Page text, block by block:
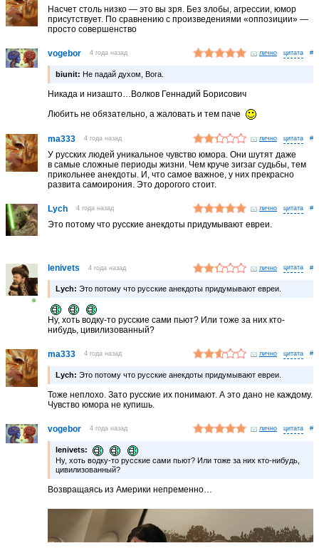
Насчет столь низко — это вы зря. Без злобы, агрессии, юмор
присутствует. По сравнению с произведениями «оппозиции» —
просто совершенство
vogebor 4 года назад лично #
biunit: Не падай духом, Вога.
Никада и низашто…Волков Геннадий Борисович
Любить не обязательно, а жаловать и тем паче
ma333 4 года назад лично #
У русских людей уникальное чувство юмора. Они шутят даже
в самые сложные периоды жизни. Чем круче зигзаг судьбы, тем
прикольнее анекдоты. И, что самое важное, у них прекрасно
развита самоирония. Это дорогого стоит.
Lych 4 года назад лично #
Это потому что русские анекдоты придумывают евреи.
lenivets 4 года назад лично #
Lych: Это потому что русские анекдоты придумывают евреи.
Ну, хоть водку-то русские сами пьют? Или тоже за них кто-
нибудь, цивилизованный?
ma333 4 года назад лично #
Lych: Это потому что русские анекдоты придумывают евреи.
Тоже неплохо. Зато русские их понимают. А это дано не каждому.
Чувство юмора не купишь.
vogebor 4 года назад лично #
lenivets:
Ну, хоть водку-то русские сами пьют? Или тоже за них кто-нибудь,
цивилизованный?
Возвращаясь из Америки непременно…